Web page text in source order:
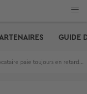
GUIDE
toujours en retard ? Les solutions avant que la situation ne se dégrade